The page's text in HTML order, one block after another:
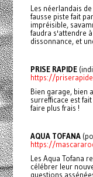
Les néerlandais
fausse piste fait
impréisible,
faudra s'attendre
dissonnance, et
PRISE RAPIDE
https://
Bien garage, bien
surrefficace est
faire plus frais !
AQUA TOFANA
https://
Les Aqua Tofana
célébrer leur
questions